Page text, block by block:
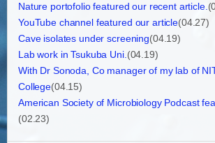
Nature portofolio featured our recent article.
YouTube channel featured our article(04.27)
Cave isolates under screening(04.19)
Lab work in Tsukuba Uni. (04.19)
With Dr Sonoda, Co manager of my lab of
College(04.15)
American Society of Microbiology Podcast
(02.23)